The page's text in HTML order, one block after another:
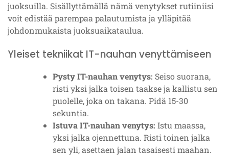
juoksuilla. Sisällyttämällä nämä venytykset rutiiniisi
voit edistää parempaa palautumista ja ylläpitää
johdonmukaista juoksuaikataulua.
Yleiset tekniikat IT-nauhan venyttämiseen
Pysty IT-nauhan venytys: Seiso suorana,
risti yksi jalka toisen taakse ja kallistu sen
puolelle, joka on takana. Pidä 15-30
sekuntia.
Istuva IT-nauhan venytys: Istu maassa,
yksi jalka ojennettuna. Risti toinen jalka
sen yli, asettaen jalan tasaisesti maahan.